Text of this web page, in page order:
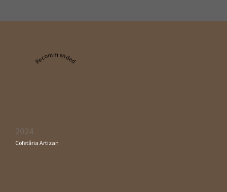
Recommended
2024
Cofetăria Artizan